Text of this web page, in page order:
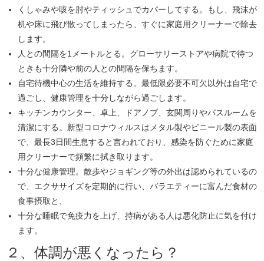
くしゃみや咳を肘やティッシュでカバーしてする。もし、飛沫が
机や床に飛び散ってしまったら、すぐに家庭用クリーナーで除去
します。
人との間隔を1メートルとる。グローサリーストアや病院で待つ
ときも十分隣や前の人との間隔を保ちます。
自宅待機中心の生活を維持する。最低限必要不可欠以外は自宅で
過ごし、健康管理を十分しながら過ごします。
キッチンカウンター、卓上、ドアノブ、玄関周りやバスルームを
清潔にする。新型コロナウィルスはメタル製やビニール製の表面
で、最長3日間生息すると言われており、感染を防ぐために家庭
用クリーナーで頻繁に拭き取ります。
十分な健康管理。散歩やジョギング等の外出は認められているの
で、エクササイズを定期的に行い、バラエティーに富んだ食材の
食事摂取と、
十分な睡眠で免疫力を上げ、持病がある人は悪化防止に気を付け
ます。
２、体調が悪くなったら？